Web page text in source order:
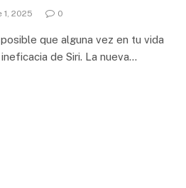
1, 2025 0
que alguna vez en tu vida
de Siri. La nueva…